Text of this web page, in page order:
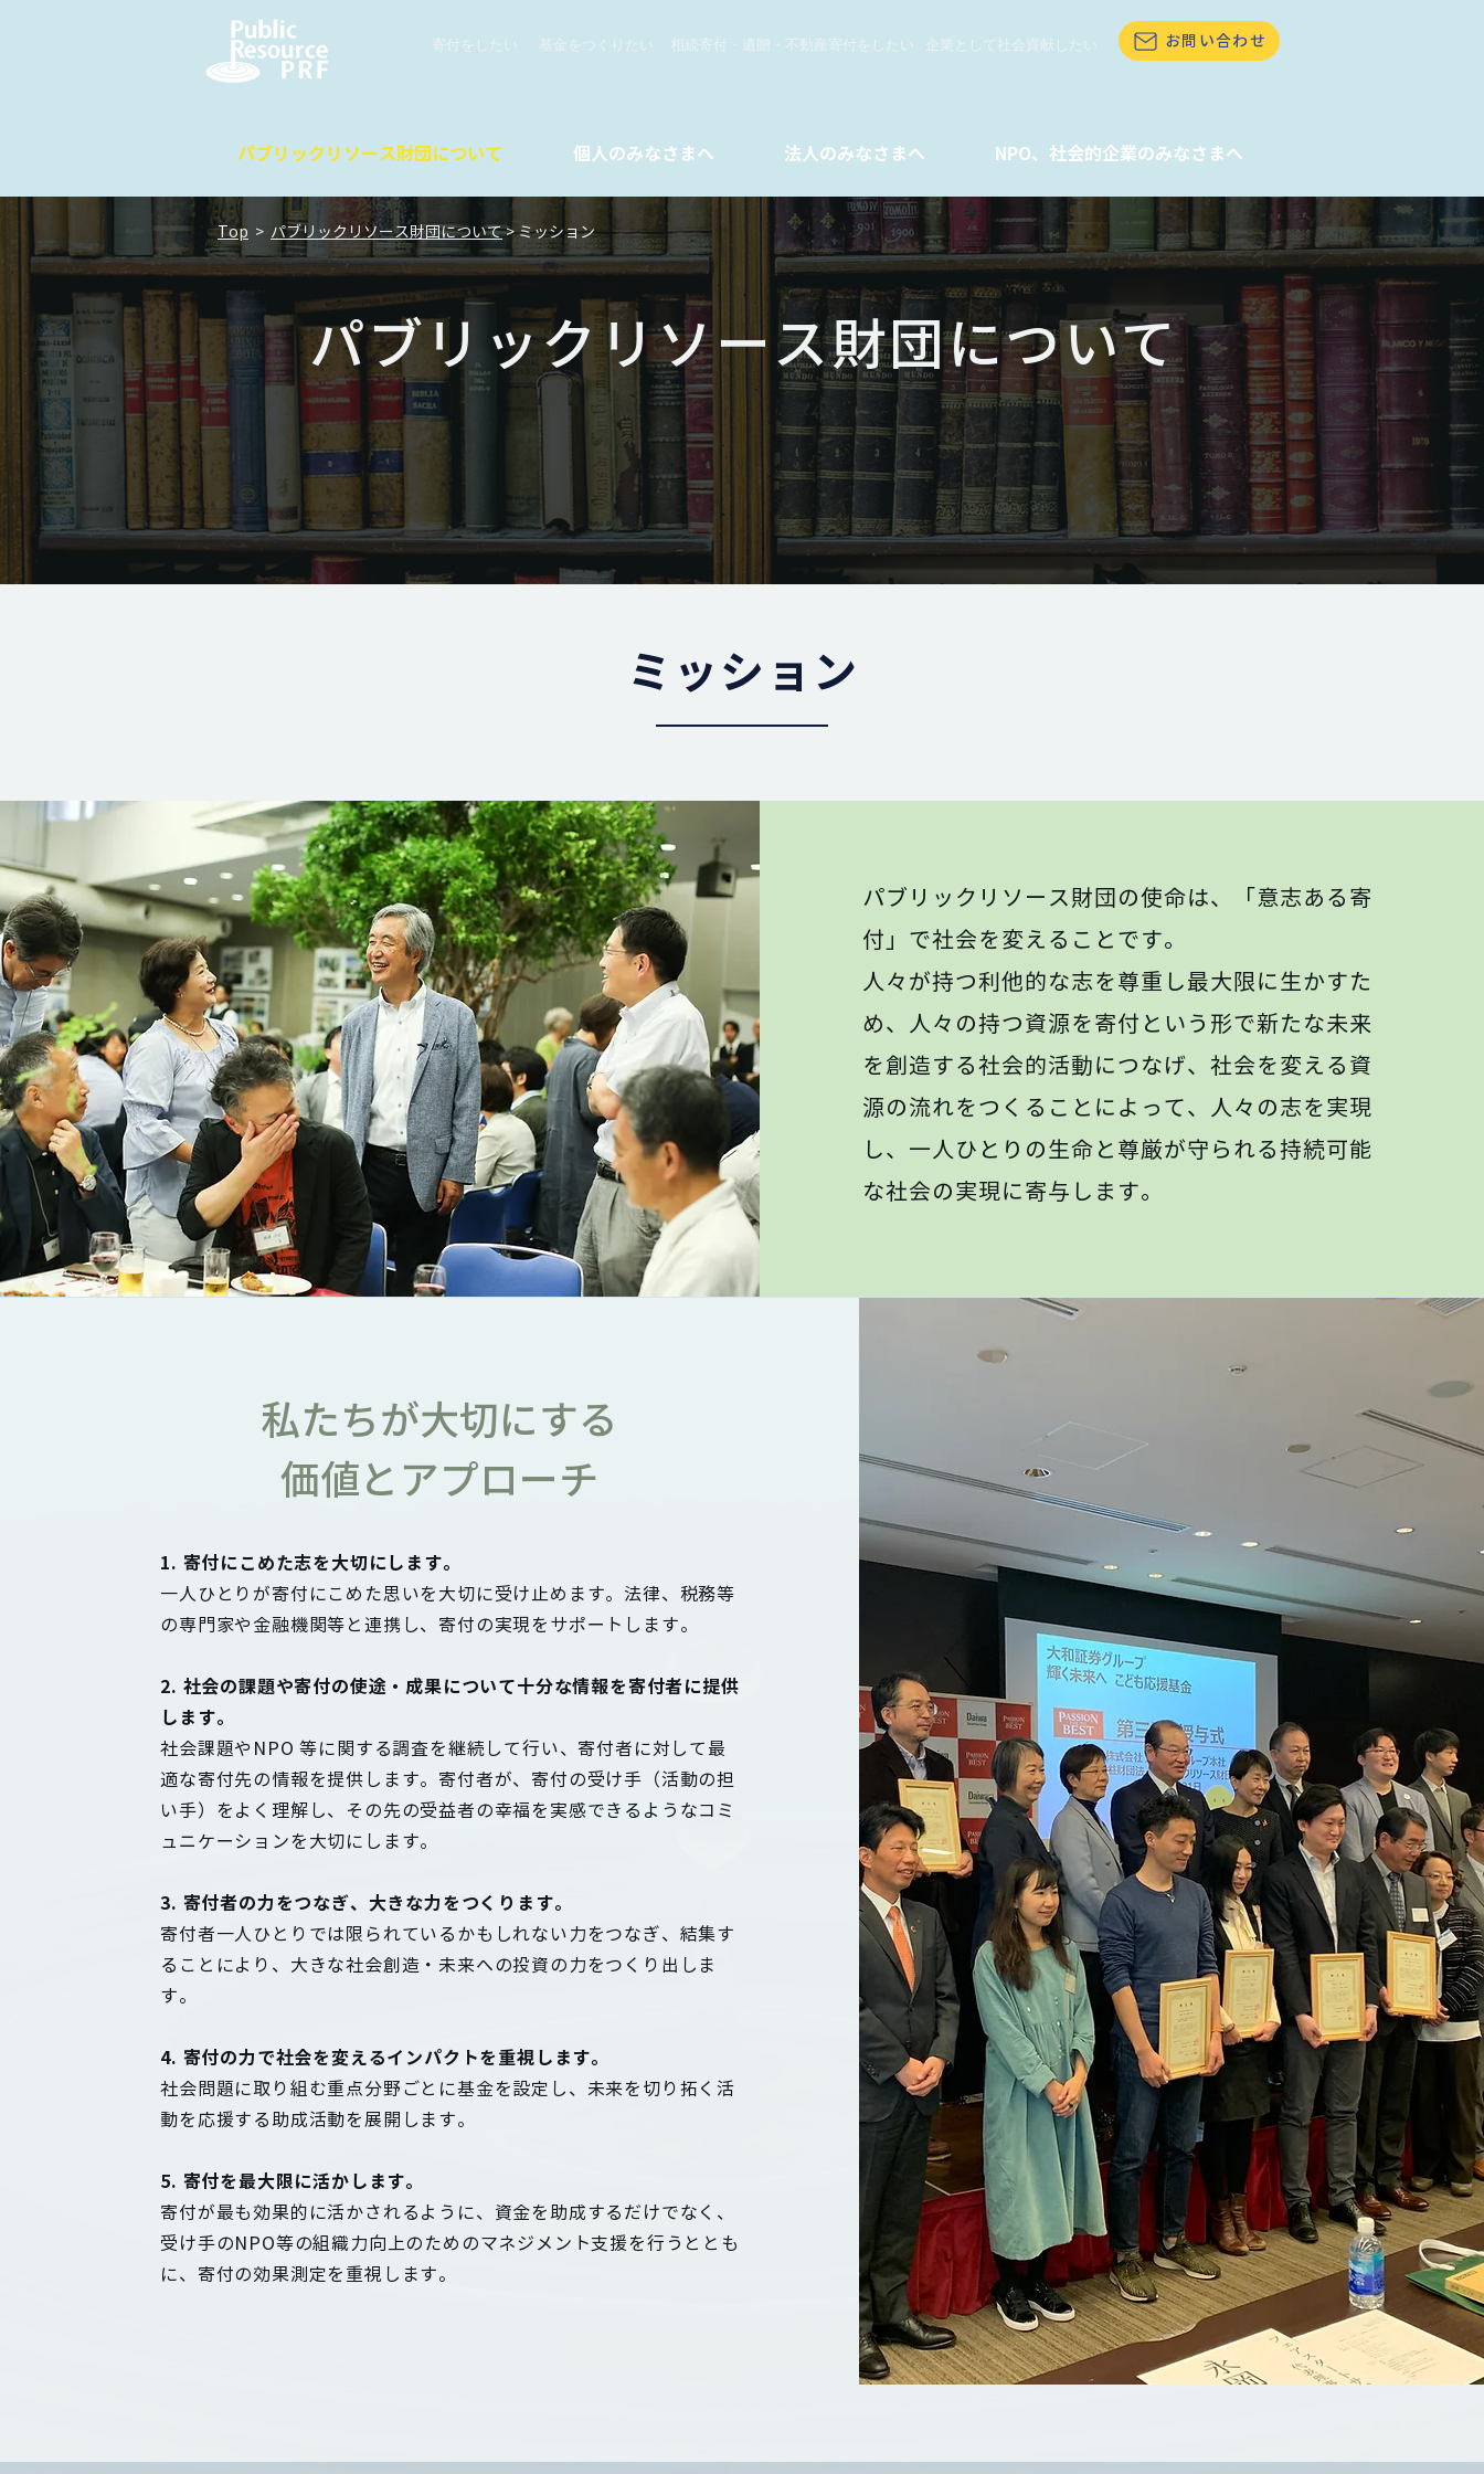
寄付をしたい 基金をつくりたい 企業として社会貢献したい
​相続寄付・遺贈・不動産寄付をしたい お問い合わせ
パブリックリソース財団について 個人のみなさまへ 法人のみなさまへ NPO、社会的企業のみなさまへ
ミッション
Top > パブリックリソース財団について> ミッション
パブリックリソース財団について
パブリックリソース財団の使命は、「意志ある寄
付」で社会を変えることです。
人々が持つ利他的な志を尊重し最大限に生かすた
め、人々の持つ資源を寄付という形で新たな未来
を創造する社会的活動につなげ、社会を変える資
源の流れをつくることによって、人々の志を実現
し、一人ひとりの生命と尊厳が守られる持続可能
な社会の実現に寄与します。
私たちが大切にする
価値とアプローチ
1. 寄付にこめた志を大切にします。
一人ひとりが寄付にこめた思いを大切に受け止めます。法律、税務等
の専門家や金融機関等と連携し、寄付の実現をサポートします。
2. 社会の課題や寄付の使途・成果について十分な情報を寄付者に提供
します。
社会課題やNPO 等に関する調査を継続して行い、寄付者に対して最
適な寄付先の情報を提供します。寄付者が、寄付の受け手（活動の担
い手）をよく理解し、その先の受益者の幸福を実感できるようなコミ
ュニケーションを大切にします。
3. 寄付者の力をつなぎ、大きな力をつくります。
寄付者一人ひとりでは限られているかもしれない力をつなぎ、結集す
ることにより、大きな社会創造・未来への投資の力をつくり出しま
す。
4. 寄付の力で社会を変えるインパクトを重視します。
社会問題に取り組む重点分野ごとに基金を設定し、未来を切り拓く活
動を応援する助成活動を展開します。
5. 寄付を最大限に活かします。
寄付が最も効果的に活かされるように、資金を助成するだけでなく、
受け手のNPO等の組織力向上のためのマネジメント支援を行うととも
に、寄付の効果測定を重視します。